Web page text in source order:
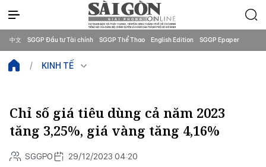
中文 SGGP Đầu tư Tài chính SGGP Thể Thao English Edition SGGP Epaper
KINH TẾ
Chỉ số giá tiêu dùng cả năm 2023
tăng 3,25%, giá vàng tăng 4,16%
SGGPO 29/12/2023 04:20